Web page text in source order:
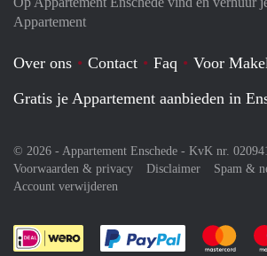
Appartement
Over ons Contact Faq
Voor
Gratis je Appartement aanbieden in
© 2026 - Appartement Enschede - KvK nr.
Voorwaarden & privacy
Disclaimer
Spam &
Account verwijderen
Je rekent Je